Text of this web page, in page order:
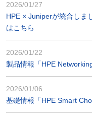
2026/01/27
HPE × Juniperが統合しま
はこちら
2026/01/22
製品情報「HPE
2026/01/06
基礎情報「HPE Smart